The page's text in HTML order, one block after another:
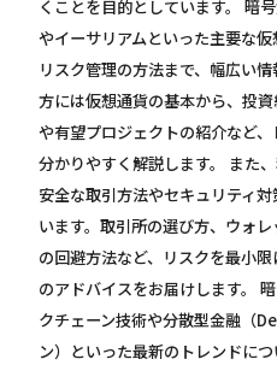
くことを目的としています。 暗
やイーサリアムといった主要な仮
リスク管理の方法まで、幅広い
方には仮想通貨の基本から、投
や有望プロジェクトの紹介など
分かりやすく解説します。 また
安全な取引方法やセキュリティ
います。取引所の選び方、ウォ
の回避方法など、リスクを最小
のアドバイスをお届けします。
クチェーン技術や分散型金融（
ン）といった最新のトレンドに